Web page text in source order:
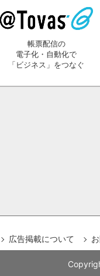
帳票配信の
電子化・自動化で
「ビジネス」をつなぐ
広告掲載について